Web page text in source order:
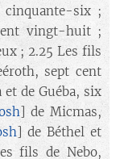
cinquante-six ;
vingt-huit ;
; 2.25 Les fils
sept cent
de Guéba, six
] de Micmas,
] de Béthel et
fils de Nebo,